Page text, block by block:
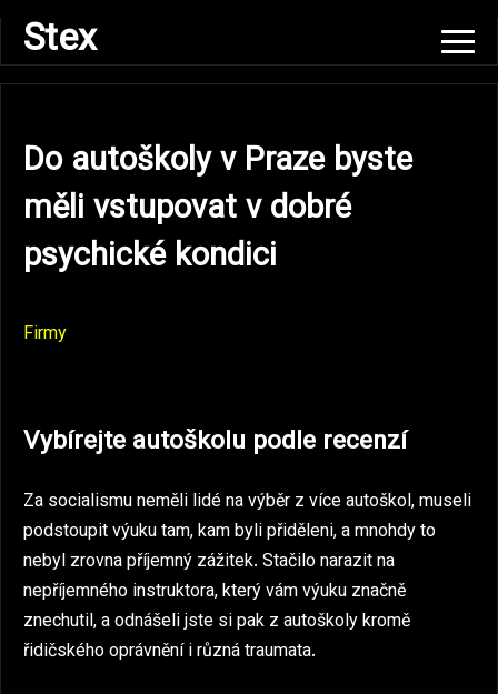
Skip
content
Stex
Do autoškoly v Praze byste
měli vstupovat v dobré
psychické kondici
Firmy
Vybírejte autoškolu podle recenzí
Za socialismu neměli lidé na výběr z více autoškol, museli
podstoupit výuku tam, kam byli přiděleni, a mnohdy to
nebyl zrovna příjemný zážitek. Stačilo narazit na
nepříjemného instruktora, který vám výuku značně
znechutil, a odnášeli jste si pak z autoškoly kromě
řidičského oprávnění i různá traumata.